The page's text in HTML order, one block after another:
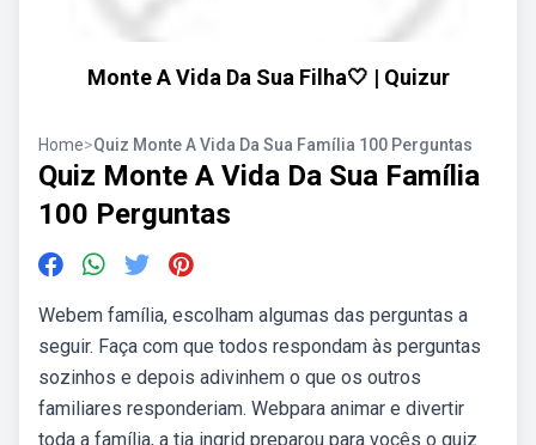
Monte A Vida Da Sua Filha🤍 | Quizur
Home>Quiz Monte A Vida Da Sua Família 100 Perguntas
Quiz Monte A Vida Da Sua Família
100 Perguntas
Webem família, escolham algumas das perguntas a
seguir. Faça com que todos respondam às perguntas
sozinhos e depois adivinhem o que os outros
familiares responderiam. Webpara animar e divertir
toda a família, a tia ingrid preparou para vocês o quiz